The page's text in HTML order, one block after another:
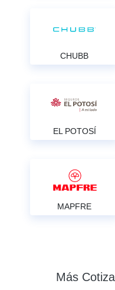
CHUBB
EL POTOSÍ
MAPFRE
Más